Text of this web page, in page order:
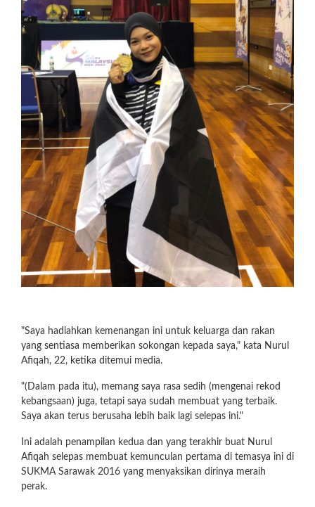
"Saya hadiahkan kemenangan ini untuk keluarga dan rakan
yang sentiasa memberikan sokongan kepada saya," kata Nurul
Afiqah, 22, ketika ditemui media.
"(Dalam pada itu), memang saya rasa sedih (mengenai rekod
kebangsaan) juga, tetapi saya sudah membuat yang terbaik.
Saya akan terus berusaha lebih baik lagi selepas ini."
Ini adalah penampilan kedua dan yang terakhir buat Nurul
Afiqah selepas membuat kemunculan pertama di temasya ini di
SUKMA Sarawak 2016 yang menyaksikan dirinya meraih
perak.